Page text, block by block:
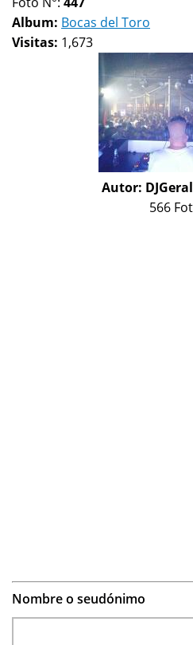
Album: Bocas del Toro
Visitas: 1,673
Autor:
566
Nombre o seudónimo